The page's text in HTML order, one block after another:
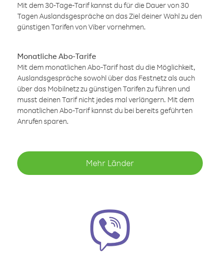
Mit dem 30-Tage-Tarif kannst du für die Dauer von 30
Tagen Auslandsgespräche an das Ziel deiner Wahl zu den
günstigen Tarifen von Viber vornehmen.
Monatliche Abo-Tarife
Mit dem monatlichen Abo-Tarif hast du die Möglichkeit,
Auslandsgespräche sowohl über das Festnetz als auch
über das Mobilnetz zu günstigen Tarifen zu führen und
musst deinen Tarif nicht jedes mal verlängern. Mit dem
monatlichen Abo-Tarif kannst du bei bereits geführten
Anrufen sparen.
Mehr Länder